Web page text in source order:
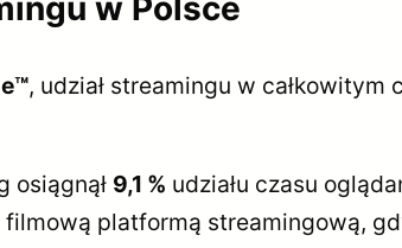
w Polsce
, udział streamingu w
osiągnął 9,1 % udziału czasu
platformą streamingową,